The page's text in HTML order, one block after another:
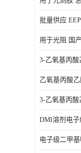
批量供应
用于光阻 国